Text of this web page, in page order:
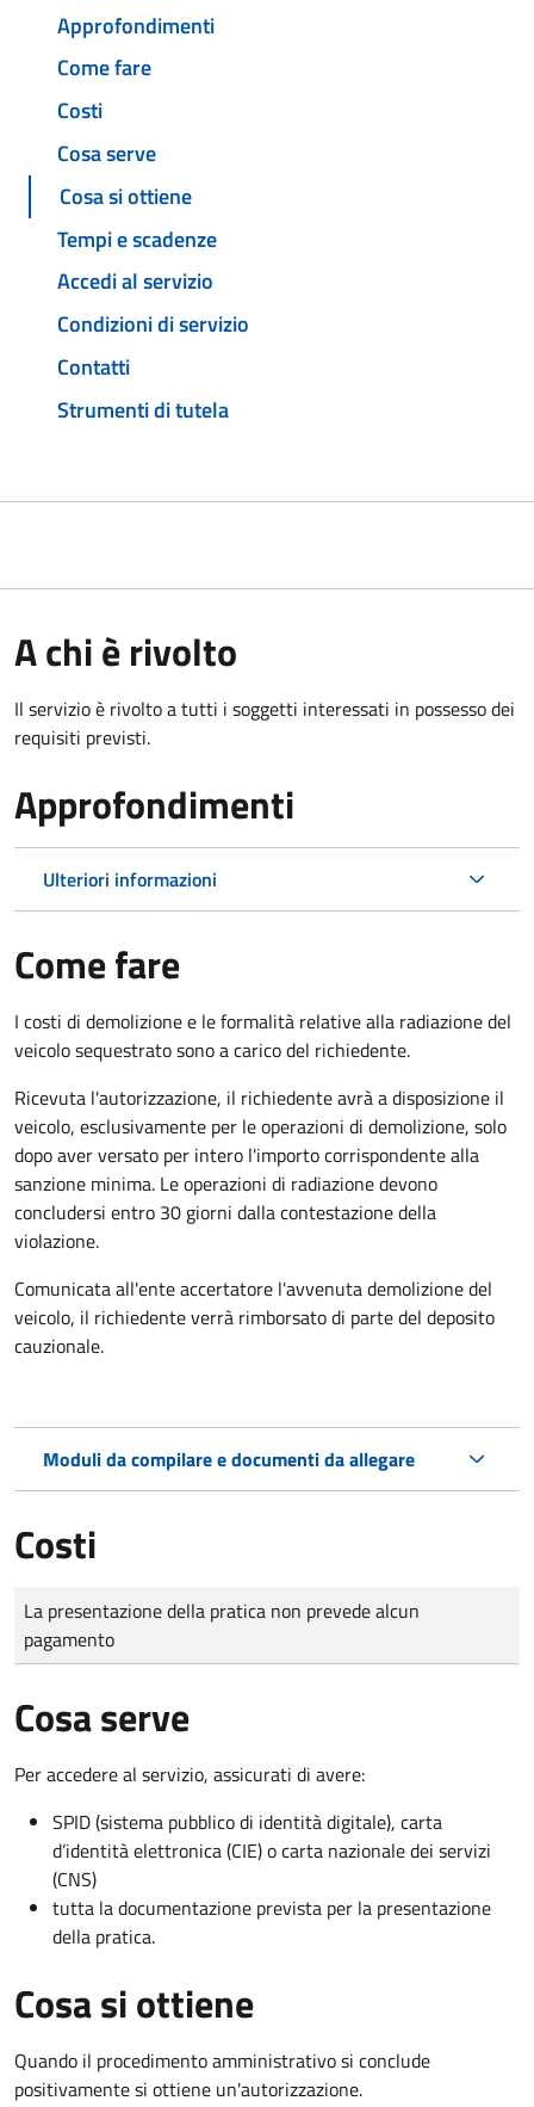
Approfondimenti
Come fare
Costi
Cosa serve
Cosa si ottiene
Tempi e scadenze
Accedi al servizio
Condizioni di servizio
Contatti
Strumenti di tutela
A chi è rivolto
Il servizio è rivolto a tutti i soggetti interessati in possesso dei
requisiti previsti.
Approfondimenti
Ulteriori informazioni
Come fare
I costi di demolizione e le formalità relative alla radiazione del
veicolo sequestrato sono a carico del richiedente.
Ricevuta l'autorizzazione, il richiedente avrà a disposizione il
veicolo, esclusivamente per le operazioni di demolizione, solo
dopo aver versato per intero l'importo corrispondente alla
sanzione minima. Le operazioni di radiazione devono
concludersi entro 30 giorni dalla contestazione della
violazione.
Comunicata all'ente accertatore l'avvenuta demolizione del
veicolo, il richiedente verrà rimborsato di parte del deposito
cauzionale.
Moduli da compilare e documenti da allegare
Costi
Tipo di pagamento
Importo
La presentazione della pratica non prevede alcun
pagamento
Cosa serve
Per accedere al servizio, assicurati di avere:
SPID (sistema pubblico di identità digitale), carta
d’identità elettronica (CIE) o carta nazionale dei servizi
(CNS)
tutta la documentazione prevista per la presentazione
della pratica.
Cosa si ottiene
Quando il procedimento amministrativo si conclude
positivamente si ottiene un'autorizzazione.